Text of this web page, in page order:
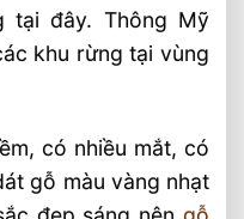
Nam Phi 18x90x600
Dụng Tuyệt Vời Của
tại đây. Thông Mỹ
khu rừng tại vùng
có nhiều mắt, có
gỗ màu vàng nhạt